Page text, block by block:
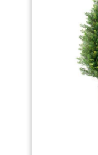
floraison
tiges de
feuillage
plante.
choix parfait
parfum
toute